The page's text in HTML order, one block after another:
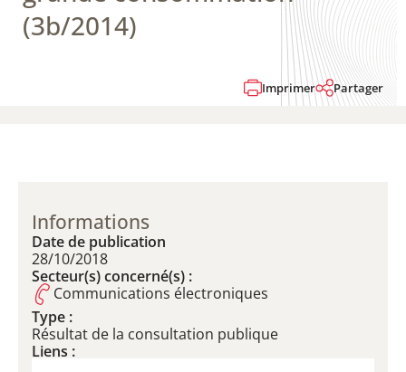
(3b/2014)
Imprimer Partager
Informations
Date de publication
28/10/2018
Secteur(s) concerné(s) :
Communications électroniques
Type :
Résultat de la consultation publique
Liens :